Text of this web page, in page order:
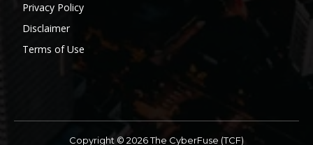
Privacy Policy
Disclaimer
Terms of Use
Copyright © 2026 The CyberFuse (TCF)